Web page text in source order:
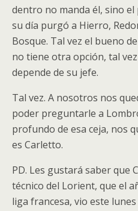
dentro no manda él, sino
su día purgó a Hierro,
Bosque. Tal vez el bueno
no tiene otra opción, tal
depende de su jefe.
Tal vez. A nosotros nos
poder preguntarle a
profundo de esa ceja, nos
es Carletto.
PD. Les gustará saber que
técnico del Lorient, que el
liga francesa, vio este